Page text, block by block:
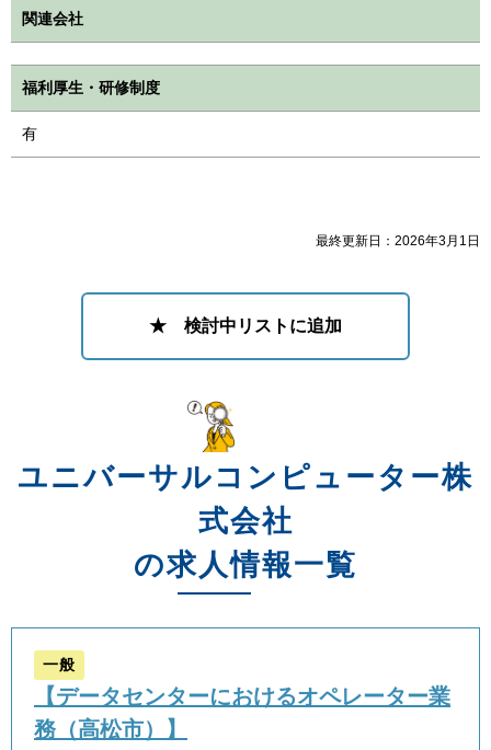
関連会社
福利厚生・研修制度
有
最終更新日：2026年3月1日
★ 検討中リストに追加
ユニバーサルコンピューター株
式会社
の求人情報一覧
一般
【データセンターにおけるオペレーター業
務（高松市）】